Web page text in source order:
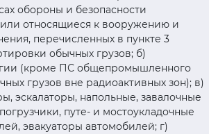
обороны и безопасности
относящиеся к вооружению и
перечисленных в пункте 3
обычных грузов; б)
(кроме ПС общепромышленного
грузов вне радиоактивных зон); в)
эскалаторы, напольные, завалочные
путе- и мостоукладочные
эвакуаторы автомобилей; г)